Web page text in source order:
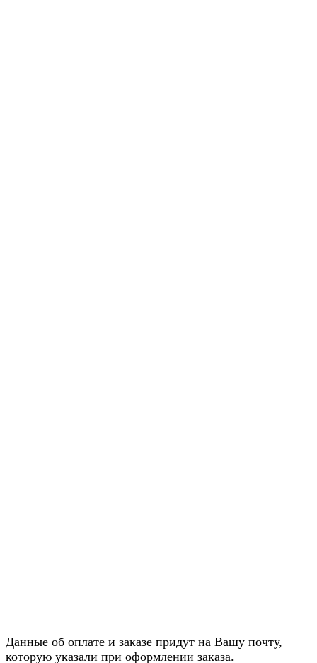
Данные об оплате и заказе придут на Вашу почту,
которую указали при оформлении заказа.